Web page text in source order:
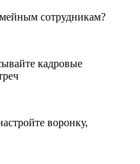
сотрудникам?
кадровые
воронку,